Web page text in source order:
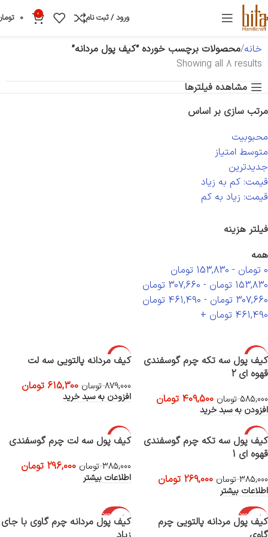
ورود / ثبت نام 0
0
خانه محصولات برچسب خورده “کیف پول مردانه”
Showing all 8 results
مشاهده فیلترها
مرتب سازی بر اساس
محبوبیت
متوسط امتیاز
جدیدترین
قیمت: کم به زیاد
قیمت: زیاد به کم
فیلتر هزینه
همه
0 تومان -
153,830 تومان
153,830 تومان -
307,660 تومان
307,660 تومان -
461,490 تومان
461,490 تومان +
-30%
کیف پول سه تکه چرم گوسفندی
قهوه ای 2
585,000 تومان 409,500 تومان
افزودن به سبد خرید
-30%
کیف مردانه پالتویی سه لت
879,000 تومان 615,300 تومان
افزودن به سبد خرید
-30%
اتمام موجود
کیف پول سه تکه چرم گوسفندی
قهوه ای 1
385,000 تومان 269,000 تومان
اطلاعات بیشتر
-23%
ی
کیف پول سه لت چرم گوسفندی
385,000 تومان 296,000 تومان
اطلاعات بیشتر
اتمام موجود
ی
کیف پول مردانه پالتویی چرم
اتمام موجود
ی
کیف پول مردانه چرم گاوی با جای